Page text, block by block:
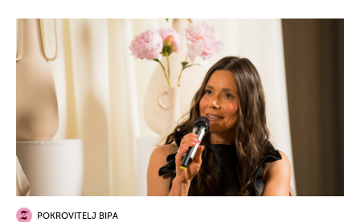
POKROVITELJ BIPA